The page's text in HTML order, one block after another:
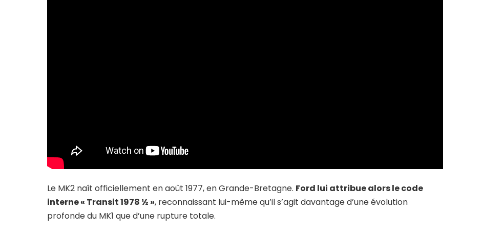
Le MK2 naît officiellement en août 1977, en Grande-Bretagne. Ford lui attribue alors le code
interne « Transit 1978 ½ », reconnaissant lui-même qu’il s’agit davantage d’une évolution
profonde du MK1 que d’une rupture totale.